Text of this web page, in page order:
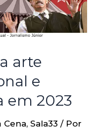
arte
e
em 2023
Cena, Sala33 / Por